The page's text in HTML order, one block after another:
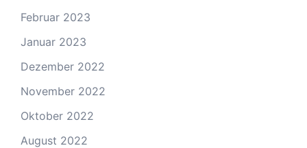
Februar 2023
Januar 2023
Dezember 2022
November 2022
Oktober 2022
August 2022